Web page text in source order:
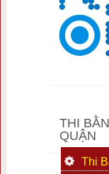
THI
QUẬN
Thi